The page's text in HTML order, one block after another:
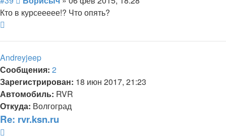
Кто в курсеееее!? Что опять?
Andreyjeep
Сообщения: 2
Зарегистрирован: 18 июн 2017, 21:23
Автомобиль: RVR
Откуда: Волгоград
Re: rvr.ksn.ru